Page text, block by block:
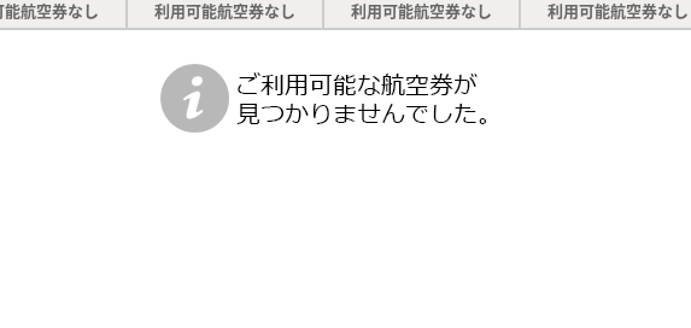
能航空券なし 利用可能航空券なし 利用可能航空券なし 利用可能航空券なし